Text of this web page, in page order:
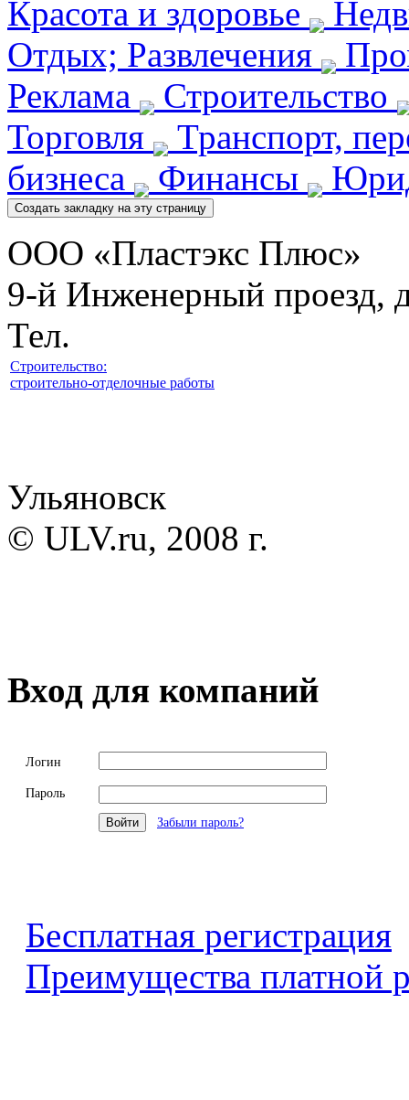
Красота и здоровье
Отдых; Развлечения
Реклама
Строительство
Торговля
Транспорт,
бизнеса
Финансы
ООО «Пластэкс Плюс»
9-й Инженерный проезд,
Тел.
Строительство:
строительно-отделочные работы
Ульяновск
© ULV.ru, 2008 г.
Вход для компаний
Логин
Пароль
Забыли пароль?
Бесплатная регистрация
Преимущества платной